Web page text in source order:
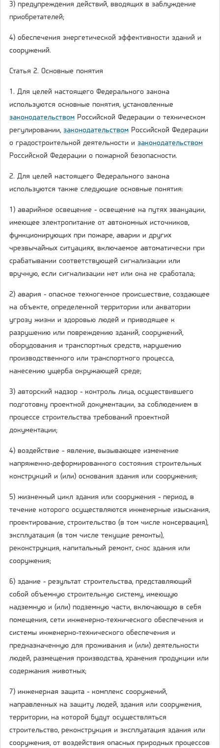
3) предупреждения действий, вводящих в заблуждение
приобретателей;
4) обеспечения энергетической эффективности зданий и
сооружений.
Статья 2. Основные понятия
1. Для целей настоящего Федерального закона
используются основные понятия, установленные
законодательством Российской Федерации о техническом
регулировании, законодательством Российской Федерации
о градостроительной деятельности и законодательством
Российской Федерации о пожарной безопасности.
2. Для целей настоящего Федерального закона
используются также следующие основные понятия:
1) аварийное освещение - освещение на путях эвакуации,
имеющее электропитание от автономных источников,
функционирующих при пожаре, аварии и других
чрезвычайных ситуациях, включаемое автоматически при
срабатывании соответствующей сигнализации или
вручную, если сигнализации нет или она не сработала;
2) авария - опасное техногенное происшествие, создающее
на объекте, определенной территории или акватории
угрозу жизни и здоровью людей и приводящее к
разрушению или повреждению зданий, сооружений,
оборудования и транспортных средств, нарушению
производственного или транспортного процесса,
нанесению ущерба окружающей среде;
3) авторский надзор - контроль лица, осуществившего
подготовку проектной документации, за соблюдением в
процессе строительства требований проектной
документации;
4) воздействие - явление, вызывающее изменение
напряженно-деформированного состояния строительных
конструкций и (или) основания здания или сооружения;
5) жизненный цикл здания или сооружения - период, в
течение которого осуществляются инженерные изыскания,
проектирование, строительство (в том числе консервация),
эксплуатация (в том числе текущие ремонты),
реконструкция, капитальный ремонт, снос здания или
сооружения;
6) здание - результат строительства, представляющий
собой объемную строительную систему, имеющую
надземную и (или) подземную части, включающую в себя
помещения, сети инженерно-технического обеспечения и
системы инженерно-технического обеспечения и
предназначенную для проживания и (или) деятельности
людей, размещения производства, хранения продукции или
содержания животных;
7) инженерная защита - комплекс сооружений,
направленных на защиту людей, здания или сооружения,
территории, на которой будут осуществляться
строительство, реконструкция и эксплуатация здания или
сооружения, от воздействия опасных природных процессов